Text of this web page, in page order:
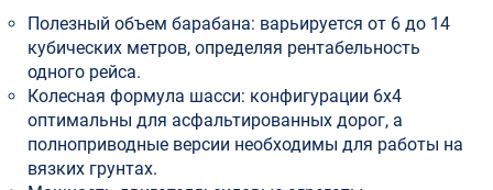
Полезный объем барабана: варьируется от 6 до 14
кубических метров, определяя рентабельность
одного рейса.
Колесная формула шасси: конфигурации 6х4
оптимальны для асфальтированных дорог, а
полноприводные версии необходимы для работы на
вязких грунтах.